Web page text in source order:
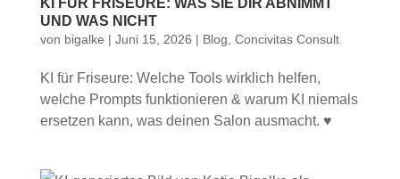
KI FÜR FRISEURE: WAS SIE DIR ABNIMMT
UND WAS NICHT
von bigalke | Juni 15, 2026 | Blog Concivitas Consult
KI für Friseure: Welche Tools wirklich helfen,
welche Prompts funktionieren & warum KI niemals
ersetzen kann, was deinen Salon ausmacht. ♥